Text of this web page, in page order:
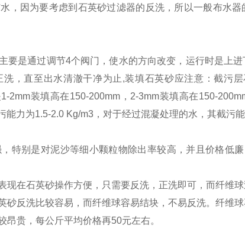
，因为要考虑到石英砂过滤器的反洗，所以一般布水
是通过调节4个阀门，使水的方向改变，运行时是上进
，直至出水清澈干净为止,装填石英砂应注意：截污
2mm装填高在150-200mm，2-3mm装填高在150-
力为1.5-2.0 Kg/m3，对于经过混凝处理的水，其截污能
特别是对泥沙等细小颗粒物除出率较高，并且价格低
现在石英砂操作方便，只需要反洗，正洗即可，而纤维
砂反洗比较容易，而纤维球容易结块，不易反洗。纤维
昂贵，每公斤平均价格再50元左右。